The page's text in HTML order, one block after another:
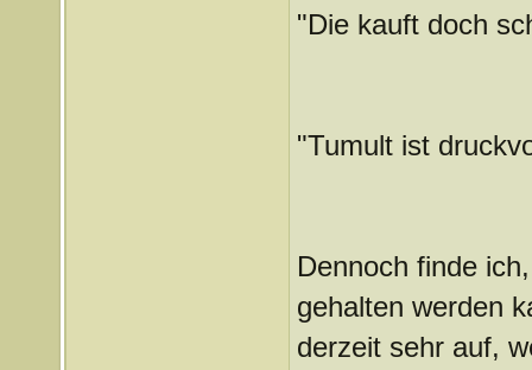
"Die kauft doch
"Tumult ist
Dennoch finde
gehalten werden
derzeit sehr auf,